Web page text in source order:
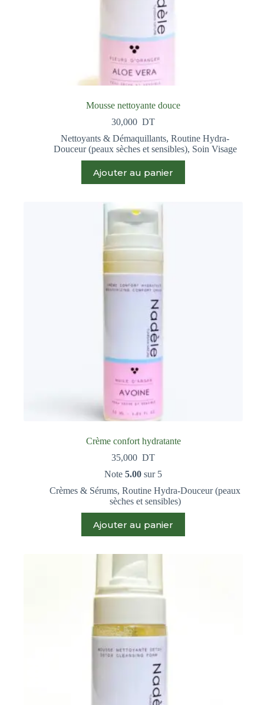
Mousse nettoyante douce
30,000 DT
Nettoyants & Démaquillants,Routine Hydra-
Douceur (peaux sèches et sensibles), Soin Visage
Ajouter au panier
Crème confort hydratante
35,000 DT
Note5.00 sur 5
Crèmes & Sérums,Routine Hydra-Douceur (peaux
sèches et sensibles)
Ajouter au panier